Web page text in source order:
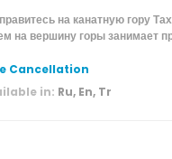
на канатную гору
на вершину горы занимает
Cancellation
in: Ru, En, Tr